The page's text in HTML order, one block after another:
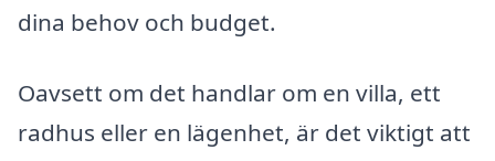
dina behov och budget.
Oavsett om det handlar om en villa, ett
radhus eller en lägenhet, är det viktigt att